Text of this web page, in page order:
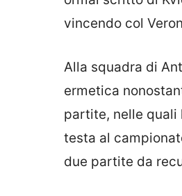
vincendo col
Alla squadra di
ermetica
partite, nelle quali
testa al
due partite da